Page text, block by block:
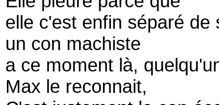
elle c'est enfin séparé de
un con machiste
a ce moment là,
Max le reconnait,